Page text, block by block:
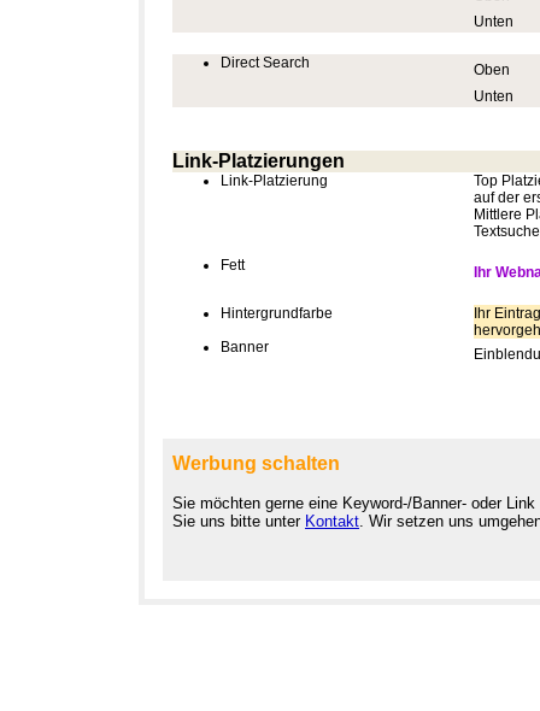
Unten
Direct Search
Oben
Unten
Link-Platzierungen
Link-Platzierung
Top
auf der
Mittlere
Fett
Ihr
Hintergrundfarbe
Ihr
Banner
Werbung schalten
Sie möchten gerne eine Keyword-/Banner- oder
Sie uns bitte unter Kontakt. Wir setzen uns